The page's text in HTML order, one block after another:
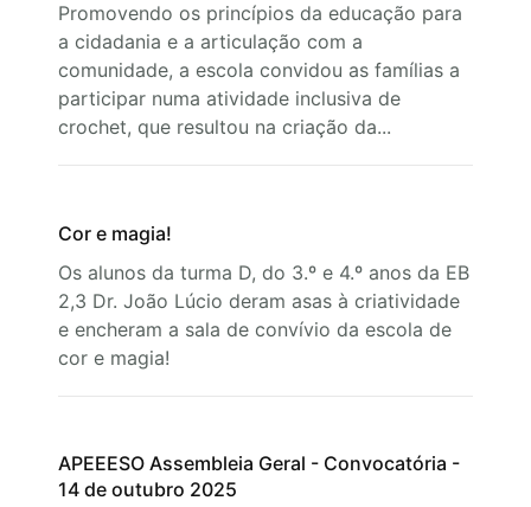
Promovendo os princípios da educação para
a cidadania e a articulação com a
comunidade, a escola convidou as famílias a
participar numa atividade inclusiva de
crochet, que resultou na criação da...
Cor e magia!
Os alunos da turma D, do 3.º e 4.º anos da EB
2,3 Dr. João Lúcio deram asas à criatividade
e encheram a sala de convívio da escola de
cor e magia!
APEEESO Assembleia Geral - Convocatória -
14 de outubro 2025